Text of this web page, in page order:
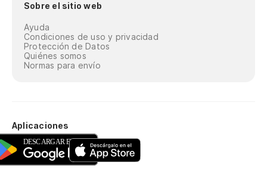
Sobre el sitio web
Ayuda
Condiciones de uso y privacidad
Protección de Datos
Quiénes somos
Normas para envío
Aplicaciones